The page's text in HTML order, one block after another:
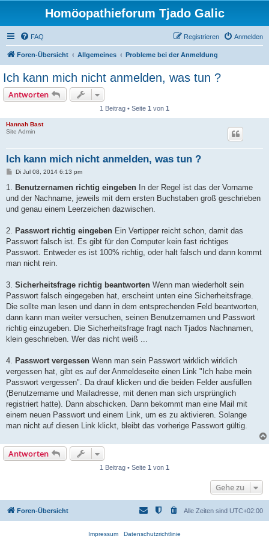
Homöopathieforum Tjado Galic
FAQ Anmelden
Registrieren
Foren-Übersicht Allgemeines Probleme bei der Anmeldung
Ich kann mich nicht anmelden, was tun ?
Antworten
1 Beitrag • Seite 1 von 1
Hannah Bast
Site Admin
Ich kann mich nicht anmelden, was tun ?
B
r
a
Di Jul 08, 2014 6:13 pm
1. Benutzernamen richtig eingeben In der Regel ist das der Vorname
und der Nachname, jeweils mit dem ersten Buchstaben groß geschrieben
und genau einem Leerzeichen dazwischen.
2. Passwort richtig eingeben Ein Vertipper reicht schon, damit das
Passwort falsch ist. Es gibt für den Computer kein fast richtiges
Passwort. Entweder es ist 100% richtig, oder halt falsch und dann kommt
man nicht rein.
3. Sicherheitsfrage richtig beantworten Wenn man wiederholt sein
Passwort falsch eingegeben hat, erscheint unten eine Sicherheitsfrage.
Die sollte man lesen und dann in dem entsprechenden Feld beantworten,
dann kann man weiter versuchen, seinen Benutzernamen und Passwort
richtig einzugeben. Die Sicherheitsfrage fragt nach Tjados Nachnamen,
klein geschrieben. Wer das nicht weiß ...
4. Passwort vergessen Wenn man sein Passwort wirklich wirklich
vergessen hat, gibt es auf der Anmeldeseite einen Link "Ich habe mein
Passwort vergessen". Da drauf klicken und die beiden Felder ausfüllen
(Benutzername und Mailadresse, mit denen man sich ursprünglich
registriert hatte). Dann abschicken. Dann bekommt man eine Mail mit
einem neuen Passwort und einem Link, um es zu aktivieren. Solange
man nicht auf diesen Link klickt, bleibt das vorherige Passwort gültig.
Antworten
1 Beitrag • Seite 1 von 1
Gehe zu
Foren-Übersicht Alle Zeiten sind UTC+02:00
Impressum Datenschutzrichtlinie